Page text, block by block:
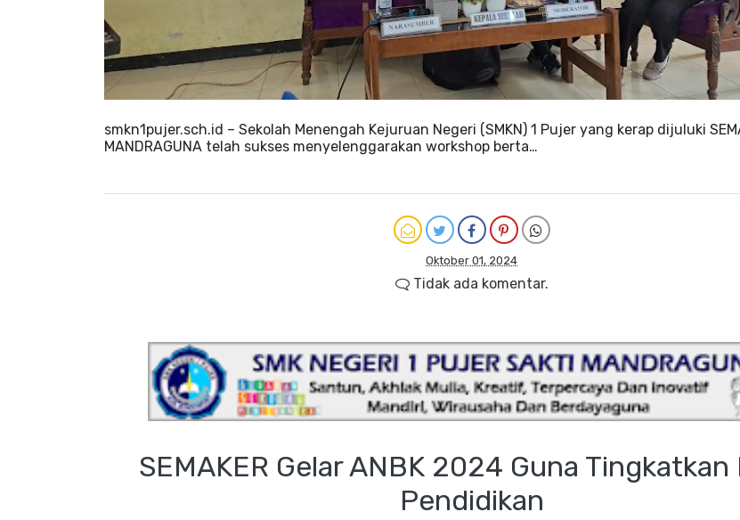
smkn1pujer.sch.id – Sekolah Menengah Kejuruan Negeri (SMKN) 1 Pujer yang kerap dijuluki
MANDRAGUNA telah sukses menyelenggarakan workshop berta…
Oktober 01, 2024
Tidak ada komentar.
SEMAKER Gelar ANBK 2024 Guna
Pendidikan